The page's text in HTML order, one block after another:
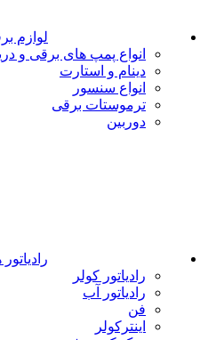
لوازم
انواع پمپ های برقی و
دینام و استارت
انواع سنسور
ترموستات برقی
دوربین
رادیاتور
رادیاتور کولر
رادیاتور آب
فن
اینترکولر